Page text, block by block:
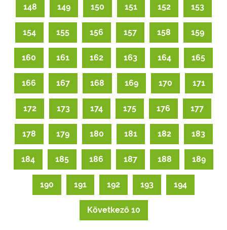
148 149 150 151 152 153
154 155 156 157 158 159
160 161 162 163 164 165
166 167 168 169 170 171
172 173 174 175 176 177
178 179 180 181 182 183
184 185 186 187 188 189
190 191 192 193 194
Következő 10